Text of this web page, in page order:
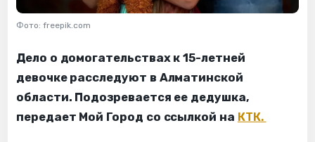
Фото: freepik.com
Дело о домогательствах к 15-летней
девочке расследуют в Алматинской
области. Подозревается ее дедушка,
передает Мой Город со ссылкой на КТК.